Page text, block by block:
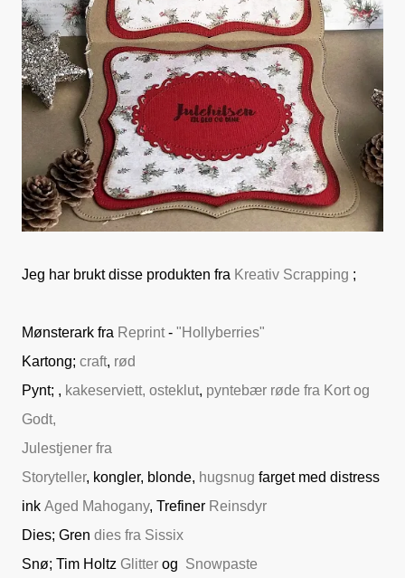
Jeg har brukt disse produkten fra Kreativ Scrapping ;
Mønsterark fra Reprint- "Hollyberries"
Kartong; craft, rød
Pynt; , kakeserviett, osteklut, pyntebær røde fra Kort og
Godt,
Julestjener fra
Storyteller, kongler, blonde, hugsnug farget med distress
ink Aged Mahogany, Trefiner Reinsdyr
Dies; Gren dies fra Sissix
Snø; Tim Holtz Glitter og Snowpaste